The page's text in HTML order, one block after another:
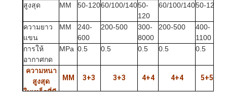
บ้าน
สูงสุด
MM 50-12060/100/14050-
120
60/100/14050-120
ความยาว
แขน
MM
240-
600
200-500
300-
8000
200-500
400-
1100
การให้
อากาศกด
MPa 0.5 0.5 0.5 0.5 0.5
ความหนา
สูงสุด
ใบเหล็กที่มี
MM 3+3 3+3 4+4 4+4 5+5